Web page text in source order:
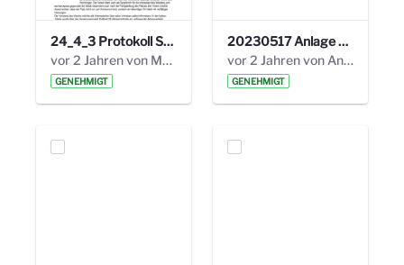
24_4_3 Protokoll Steuerungskreis.pdf
vor 2 Jahren von Marcel Eckert
GENEHMIGT
20230517 Anlage 1_35. Steuerungskreis.pdf
vor 2 Jahren von Anni Schlumberger
GENEHMIGT